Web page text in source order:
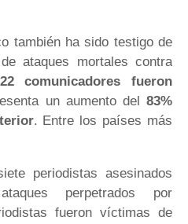
también ha sido testigo de
ataques mortales contra
22 comunicadores fueron
un aumento del 83%
. Entre los países más
periodistas asesinados
perpetrados por
fueron víctimas de